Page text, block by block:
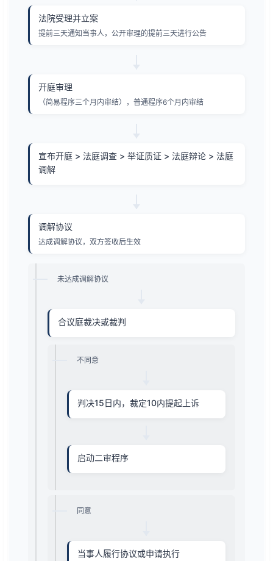
法院受理并立案
提前三天通知当事人，公开审理的提前三天进行公告
开庭审理
（简易程序三个月内审结），普通程序6个月内审结
宣布开庭 > 法庭调查 > 举证质证 > 法庭辩论 > 法庭
调解
调解协议
达成调解协议，双方签收后生效
未达成调解协议
合议庭裁决或裁判
不同意
判决15日内，裁定10内提起上诉
启动二审程序
同意
当事人履行协议或申请执行